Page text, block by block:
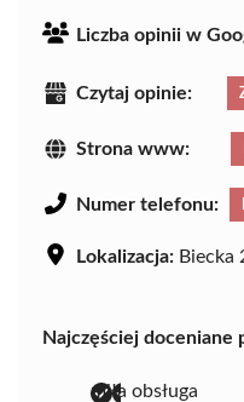
Liczba opinii w
Czytaj opinie:
Strona www:
Numer telefonu:
Lokalizacja: Biecka
Najczęściej doceniane
miła obsługa